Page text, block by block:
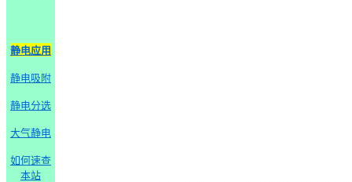
静电应用
静电吸附
静电分选
大气静电
如何速查
本站